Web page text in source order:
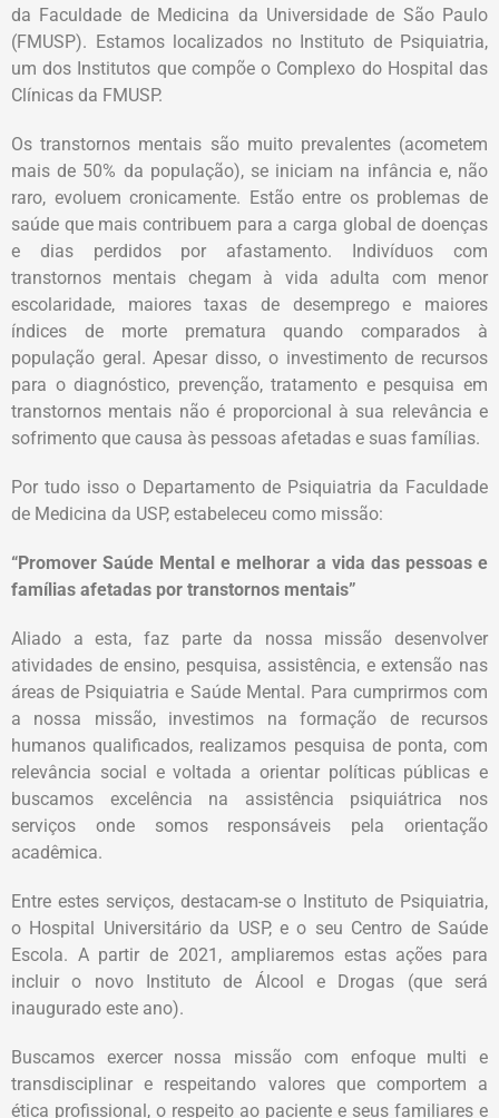
da Faculdade de Medicina da Universidade de São Paulo
(FMUSP). Estamos localizados no Instituto de Psiquiatria,
um dos Institutos que compõe o Complexo do Hospital das
Clínicas da FMUSP.
Os transtornos mentais são muito prevalentes (acometem
mais de 50% da população), se iniciam na infância e, não
raro, evoluem cronicamente. Estão entre os problemas de
saúde que mais contribuem para a carga global de doenças
e dias perdidos por afastamento. Indivíduos com
transtornos mentais chegam à vida adulta com menor
escolaridade, maiores taxas de desemprego e maiores
índices de morte prematura quando comparados à
população geral. Apesar disso, o investimento de recursos
para o diagnóstico, prevenção, tratamento e pesquisa em
transtornos mentais não é proporcional à sua relevância e
sofrimento que causa às pessoas afetadas e suas famílias.
Por tudo isso o Departamento de Psiquiatria da Faculdade
de Medicina da USP, estabeleceu como missão:
“Promover Saúde Mental e melhorar a vida das pessoas e
famílias afetadas por transtornos mentais”
Aliado a esta, faz parte da nossa missão desenvolver
atividades de ensino, pesquisa, assistência, e extensão nas
áreas de Psiquiatria e Saúde Mental. Para cumprirmos com
a nossa missão, investimos na formação de recursos
humanos qualificados, realizamos pesquisa de ponta, com
relevância social e voltada a orientar políticas públicas e
buscamos excelência na assistência psiquiátrica nos
serviços onde somos responsáveis pela orientação
acadêmica.
Entre estes serviços, destacam-se o Instituto de Psiquiatria,
o Hospital Universitário da USP, e o seu Centro de Saúde
Escola. A partir de 2021, ampliaremos estas ações para
incluir o novo Instituto de Álcool e Drogas (que será
inaugurado este ano).
Buscamos exercer nossa missão com enfoque multi e
transdisciplinar e respeitando valores que comportem a
ética profissional, o respeito ao paciente e seus familiares e